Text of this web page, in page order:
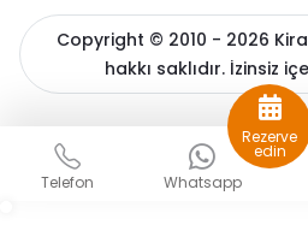
Copyright © 2010 - 2026
hakkı saklıdır. İzinsiz
BöcekSoft
Telefon Whatsapp
Rezerve
edin
Sizlere daha iyi bir hizmet
kullanıyoruz. Detaylı bilgiler için
Verilerin Korunmasıhakkında